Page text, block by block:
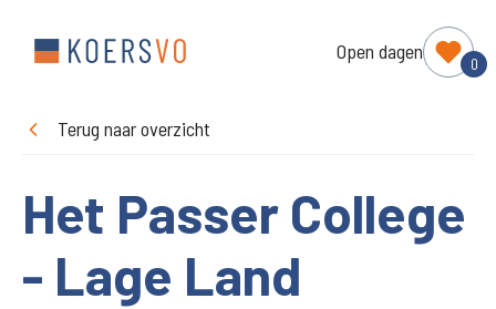
Open dagen
0
Terug naar overzicht
Het Passer College
- Lage Land